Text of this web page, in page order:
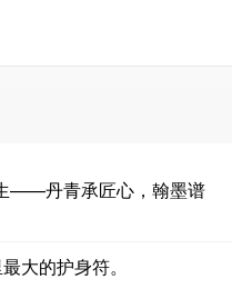
——丹青承匠心，翰墨谱
大的护身符。